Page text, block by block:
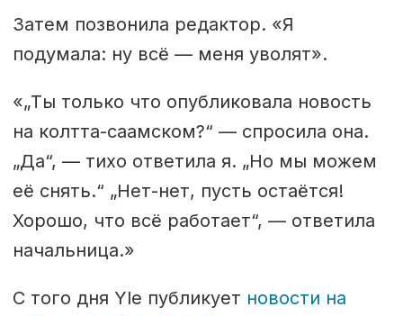
Затем позвонила редактор. «Я
подумала: ну всё — меня уволят».
«„Ты только что опубликовала новость
на колтта-саамском?“ — спросила она.
„Да“, — тихо ответила я. „Но мы можем
её снять.“ „Нет-нет, пусть остаётся!
Хорошо, что всё работает“, — ответила
начальница.»
С того дня Yle публикует новости на